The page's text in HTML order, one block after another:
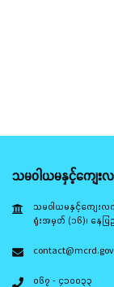
သမဝါယမနှင့်ကျေးလ
သမဝါယမနှင့်ကျေးလက်
ရုံးအမှတ် (၁၆)၊ နေပ
၀၆၇ - ၄၁၀၀၃၃